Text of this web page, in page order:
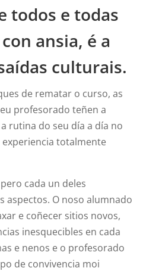
todos e todas
ansia, é a
culturais.
de rematar o curso, as
profesorado teñen a
rutina do seu día a día no
totalmente
cada un deles
aspectos. O noso alumnado
e coñecer sitios novos,
inesquecibles en cada
e nenos e o profesorado
de convivencia moi